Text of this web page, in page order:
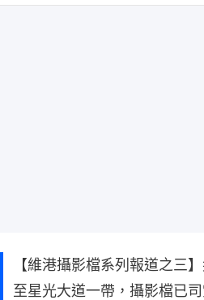
【維港攝影檔系列報道之三
至星光大道一帶，攝影檔已